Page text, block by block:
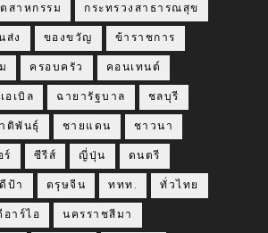
สาหกรรม กระทรวงสาธารณสุข
ส่ง ของขวัญ ข้าราชการ
ครอบครัว คอนเทนต์
อเบิล ฉายารัฐบาล ชลบุรี
ติพันธุ์ ชายแดน ชาวนา
ร์ ซีรีส์ ญี่ปุ่น ดนตรี
ดีป้า ตรุษจีน ททท. ทั่วไทย
อาร์ไอ นครราชสีมา